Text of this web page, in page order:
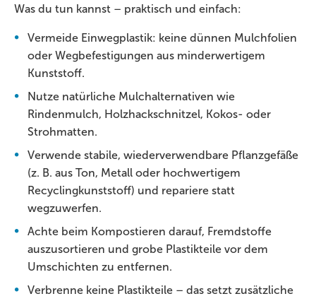
Was du tun kannst – praktisch und einfach:
Vermeide Einwegplastik: keine dünnen Mulchfolien
oder Wegbefestigungen aus minderwertigem
Kunststoff.
Nutze natürliche Mulchalternativen wie
Rindenmulch, Holzhackschnitzel, Kokos- oder
Strohmatten.
Verwende stabile, wiederverwendbare Pflanzgefäße
(z. B. aus Ton, Metall oder hochwertigem
Recyclingkunststoff) und repariere statt
wegzuwerfen.
Achte beim Kompostieren darauf, Fremdstoffe
auszusortieren und grobe Plastikteile vor dem
Umschichten zu entfernen.
Verbrenne keine Plastikteile – das setzt zusätzliche